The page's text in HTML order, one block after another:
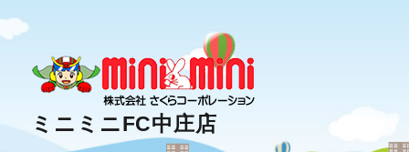
ミニミニFC中庄店